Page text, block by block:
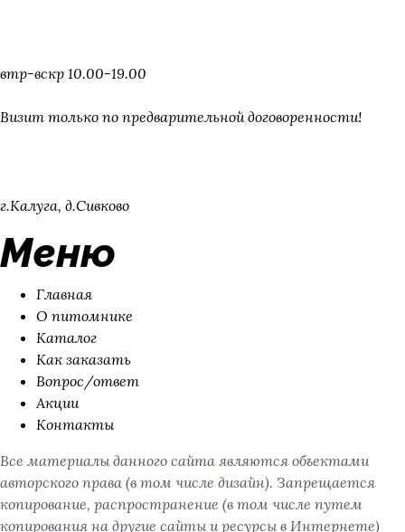
втр-вскр 10.00-19.00
Визит только по предварительной договоренности!
г.Калуга, д.Сивково
Меню
Главная
О питомнике
Каталог
Как заказать
Вопрос/ответ
Акции
Контакты
Все материалы данного сайта являются объектами
авторского права (в том числе дизайн). Запрещается
копирование, распространение (в том числе путем
копирования на другие сайты и ресурсы в Интернете)